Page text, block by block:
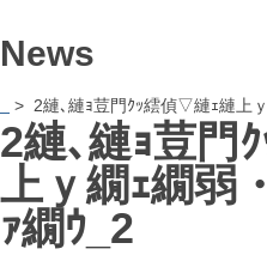
News
> 2縺､縺ｮ荳門ｸｯ繧偵▽縺ｪ縺上
2縺､縺ｮ荳門
上ｙ繝ｪ繝弱
ｧ繝ｳ_2